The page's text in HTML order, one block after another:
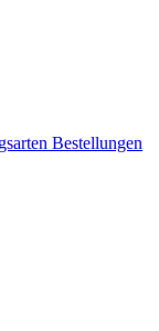
Bestellungen